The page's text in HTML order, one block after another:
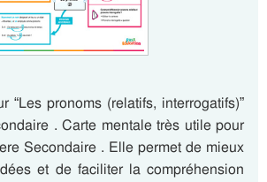
“Les pronoms (relatifs, interrogatifs)”
. Carte mentale très utile pour
Secondaire . Elle permet de mieux
et de faciliter la compréhension